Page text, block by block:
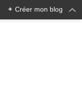
+ Créer mon blog